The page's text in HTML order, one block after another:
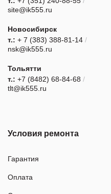
site@ik555.ru
Новосибирск
т.: + 7 (383) 388-81-14 /
nsk@ik555.ru
Тольятти
т.: +7 (8482) 68-84-68 /
tlt@ik555.ru
Условия ремонта
Гарантия
Оплата